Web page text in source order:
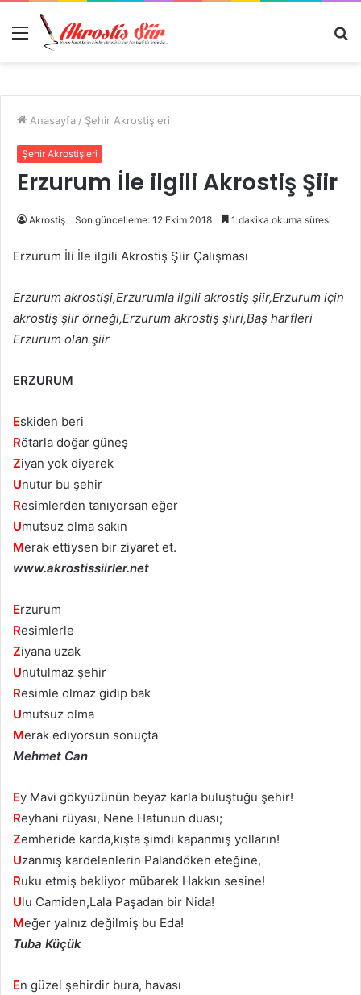
Menü
Anasayfa / Şehir Akrostişleri
Şehir Akrostişleri
Erzurum İle ilgili Akrostiş Şiir
Akrostiş Son güncelleme: 12 Ekim 2018 1 dakika okuma süresi
Erzurum İli İle ilgili Akrostiş Şiir Çalışması
Erzurum akrostişi,Erzurumla ilgili akrostiş şiir,Erzurum için
akrostiş şiir örneği,Erzurum akrostiş şiiri,Baş harfleri
Erzurum olan şiir
ERZURUM
Eskiden beri
Rötarla doğar güneş
Ziyan yok diyerek
Unutur bu şehir
Resimlerden tanıyorsan eğer
Umutsuz olma sakın
Merak ettiysen bir ziyaret et.
www.akrostissiirler.net
Erzurum
Resimlerle
Ziyana uzak
Unutulmaz şehir
Resimle olmaz gidip bak
Umutsuz olma
Merak ediyorsun sonuçta
Mehmet Can
Ey Mavi gökyüzünün beyaz karla buluştuğu şehir!
Reyhani rüyası, Nene Hatunun duası;
Zemheride karda,kışta şimdi kapanmış yolların!
Uzanmış kardelenlerin Palandöken eteğine,
Ruku etmiş bekliyor mübarek Hakkın sesine!
Ulu Camiden,Lala Paşadan bir Nida!
Meğer yalnız değilmiş bu Eda!
Tuba Küçük
En güzel şehirdir bura, havası